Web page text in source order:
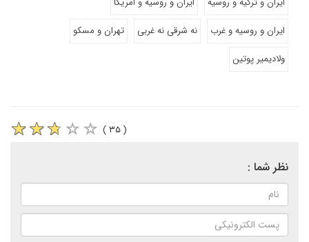
ایران و روسیه و غرب
نه شرقی نه غربی
تهران و مسکو
ولادیمیر پوتین
( ۳۵ )
نظر شما :